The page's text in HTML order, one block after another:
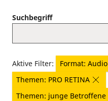
Suchbegriff
Aktive Filter:
Format: Audio
Themen: PRO RETINA
Themen: junge Betroffene